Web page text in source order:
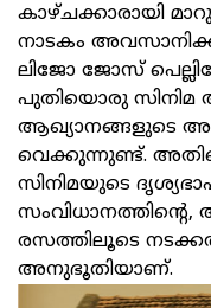
കാഴ്ചക്കാരായി
നാടകം
ലിജോ ജോസ്
പുതിയൊരു സിനിമ
ആഖ്യാനങ്ങളുടെ
വെക്കുന്നുണ്ട്.
സിനിമയുടെ
രസത്തിലൂടെ
അനുഭൂതിയാണ്.